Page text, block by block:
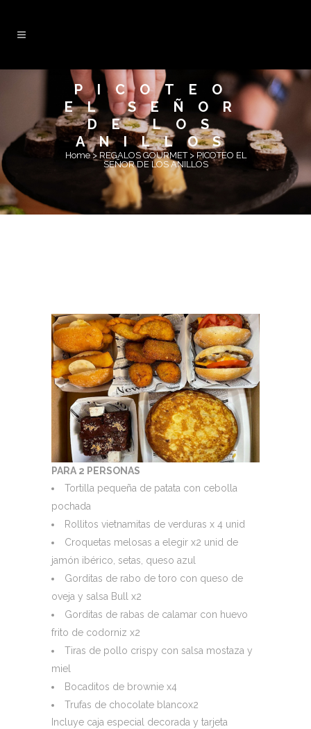
PICOTEO
EL SEÑOR
DE LOS
ANILLOS
Home>REGALOS GOURMET>PICOTEO EL
SEÑOR DE LOS ANILLOS
PARA 2 PERSONAS
Tortilla pequeña de patata con cebolla
pochada
Rollitos vietnamitas de verduras x 4 unid
Croquetas melosas a elegir x2 unid de
jamón ibérico, setas, queso azul
Gorditas de rabo de toro con queso de
oveja y salsa Bull x2
Gorditas de rabas de calamar con huevo
frito de codorniz x2
Tiras de pollo crispy con salsa mostaza y
miel
Bocaditos de brownie x4
Trufas de chocolate blancox2
Incluye caja especial decorada y tarjeta